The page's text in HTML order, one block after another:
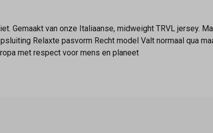
Gemaakt van onze Italiaanse, midweight TRVL jersey.
Relaxte pasvorm Recht model Valt normaal qua
met respect voor mens en planeet